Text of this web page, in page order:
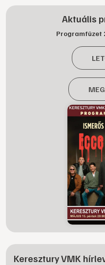
Aktuális
Programfüzet
Keresztury VMK